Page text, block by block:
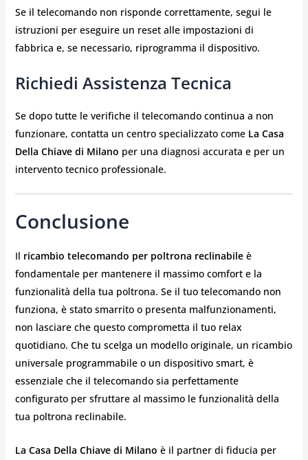
Se il telecomando non risponde correttamente, segui le
istruzioni per eseguire un reset alle impostazioni di
fabbrica e, se necessario, riprogramma il dispositivo.
Richiedi Assistenza Tecnica
Se dopo tutte le verifiche il telecomando continua a non
funzionare, contatta un centro specializzato come La Casa
Della Chiave di Milano per una diagnosi accurata e per un
intervento tecnico professionale.
Conclusione
Il ricambio telecomando per poltrona reclinabileè
fondamentale per mantenere il massimo comfort e la
funzionalità della tua poltrona. Se il tuo telecomando non
funziona, è stato smarrito o presenta malfunzionamenti,
non lasciare che questo comprometta il tuo relax
quotidiano. Che tu scelga un modello originale, un ricambio
universale programmabile o un dispositivo smart, è
essenziale che il telecomando sia perfettamente
configurato per sfruttare al massimo le funzionalità della
tua poltrona reclinabile.
La Casa Della Chiave di Milano è il partner di fiducia per